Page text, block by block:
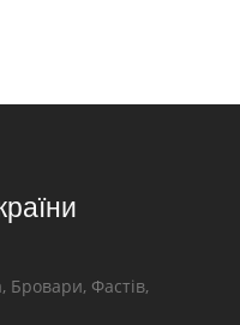
Бровари, Фастів,